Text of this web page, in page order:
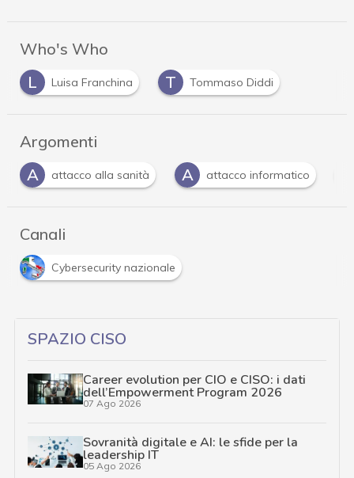
Who's Who
L
Luisa Franchina T Tommaso Diddi
Argomenti
A
attacco alla sanità A attacco informatico
Canali
Cybersecurity nazionale
SPAZIO CISO
Career evolution per CIO e CISO: i dati
dell’Empowerment Program 2026
07 Ago 2026
Sovranità digitale e AI: le sfide per la
leadership IT
05 Ago 2026